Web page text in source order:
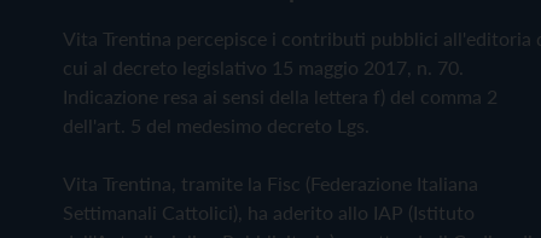
Vita Trentina percepisce i contributi pubblici all'editoria
cui al decreto legislativo 15 maggio 2017, n. 70.
Indicazione resa ai sensi della lettera f) del comma 2
dell'art. 5 del medesimo decreto Lgs.
Vita Trentina, tramite la Fisc (Federazione Italiana
Settimanali Cattolici), ha aderito allo IAP (Istituto